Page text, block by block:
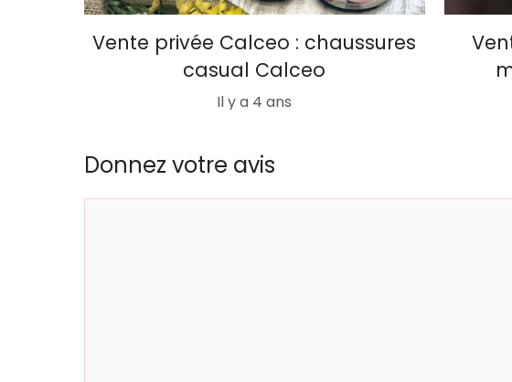
Vente privée Calceo : chaussures
casual Calceo
Il y a 4 ans
Donnez votre avis